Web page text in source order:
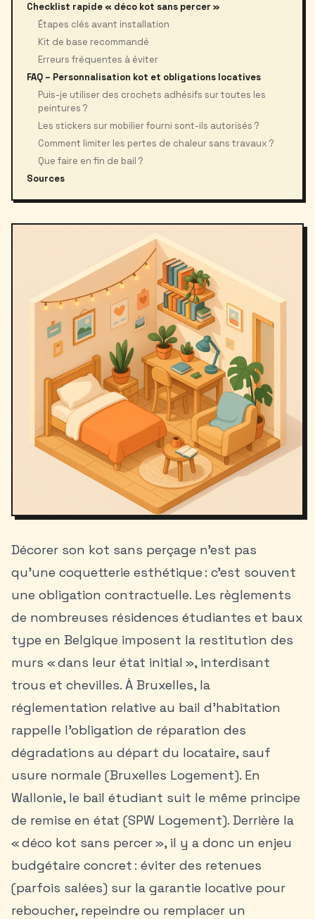
Checklist rapide « déco kot sans percer »
Étapes clés avant installation
Kit de base recommandé
Erreurs fréquentes à éviter
FAQ – Personnalisation kot et obligations locatives
Puis-je utiliser des crochets adhésifs sur toutes les
peintures ?
Les stickers sur mobilier fourni sont-ils autorisés ?
Comment limiter les pertes de chaleur sans travaux ?
Que faire en fin de bail ?
Sources
Décorer son kot sans perçage n’est pas
qu’une coquetterie esthétique : c’est souvent
une obligation contractuelle. Les règlements
de nombreuses résidences étudiantes et baux
type en Belgique imposent la restitution des
murs « dans leur état initial », interdisant
trous et chevilles. À Bruxelles, la
réglementation relative au bail d’habitation
rappelle l’obligation de réparation des
dégradations au départ du locataire, sauf
usure normale (Bruxelles Logement). En
Wallonie, le bail étudiant suit le même principe
de remise en état (SPW Logement). Derrière la
« déco kot sans percer », il y a donc un enjeu
budgétaire concret : éviter des retenues
(parfois salées) sur la garantie locative pour
reboucher, repeindre ou remplacer un